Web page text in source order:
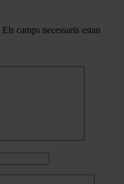
Els camps necessaris estan